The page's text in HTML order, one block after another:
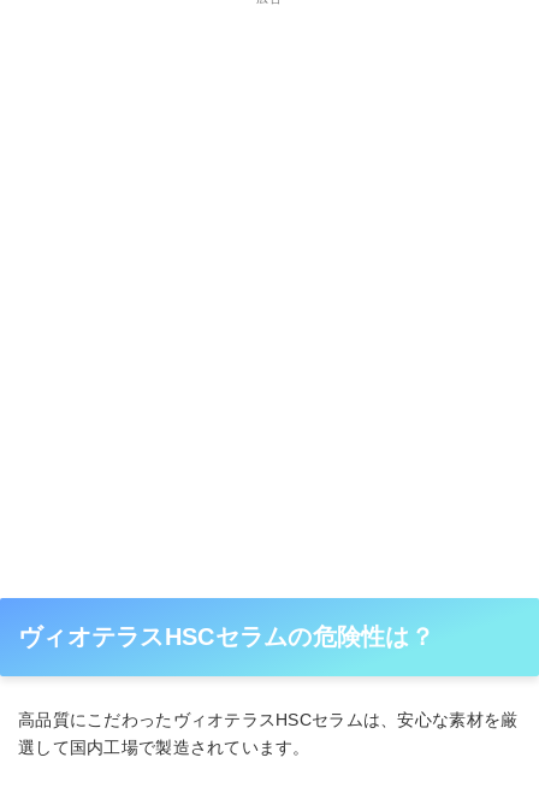
ヴィオテラスHSCセラムの危険性は？
高品質にこだわったヴィオテラスHSCセラムは、安心な素材を厳
選して国内工場で製造されています。